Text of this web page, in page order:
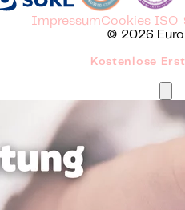
ImpressumCookies
© 2026
Kostenlose